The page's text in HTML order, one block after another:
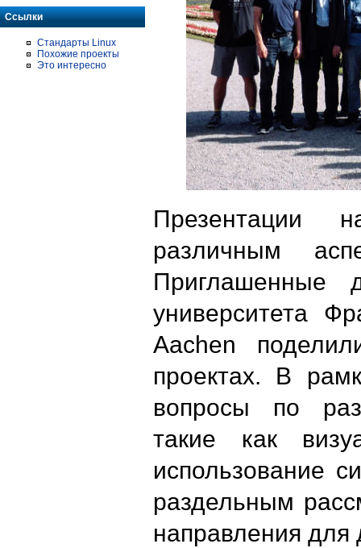
Ссылки
Стандарты Linux
Похожие проекты
Это интересно
Презентации
различным
Приглашенные
университета
Aachen
проектах. В
вопросы по
такие как
использование
раздельным
направления для